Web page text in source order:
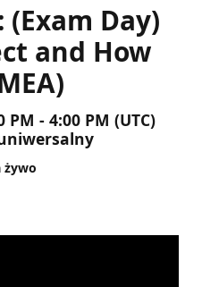
Day)
and How
- 4:00 PM (UTC)
żywo